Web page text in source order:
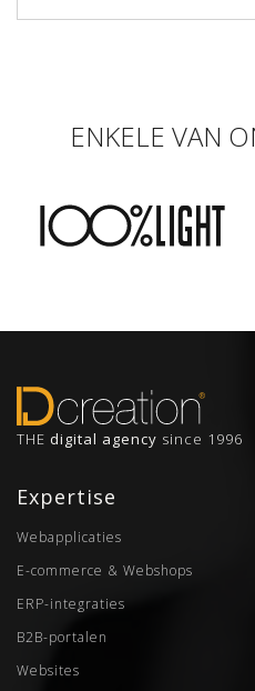
ENKELE VAN
THE digital agency since 1996
Expertise
Webapplicaties
E-commerce & Webshops
ERP-integraties
B2B-portalen
Websites